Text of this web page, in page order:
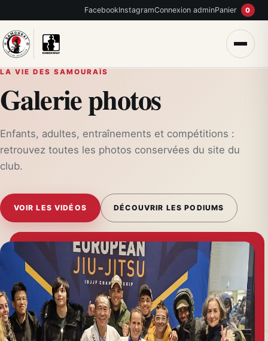
FacebookInstagramConnexion adminPanier 0
LA VIE DES SAMOURAÏS
Galerie photos
Enfants, adultes, entraînements et compétitions :
retrouvez toutes les photos conservées du site du
club.
VOIR LES VIDÉOS DÉCOUVRIR LES PODIUMS